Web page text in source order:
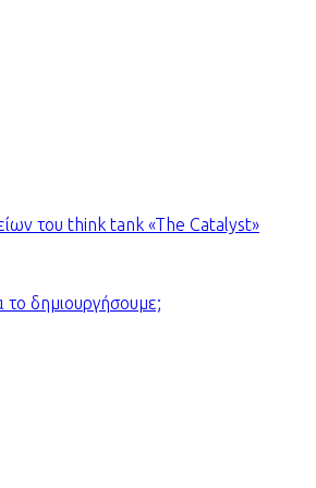
του think tank «The Catalyst»
το δημιουργήσουμε;